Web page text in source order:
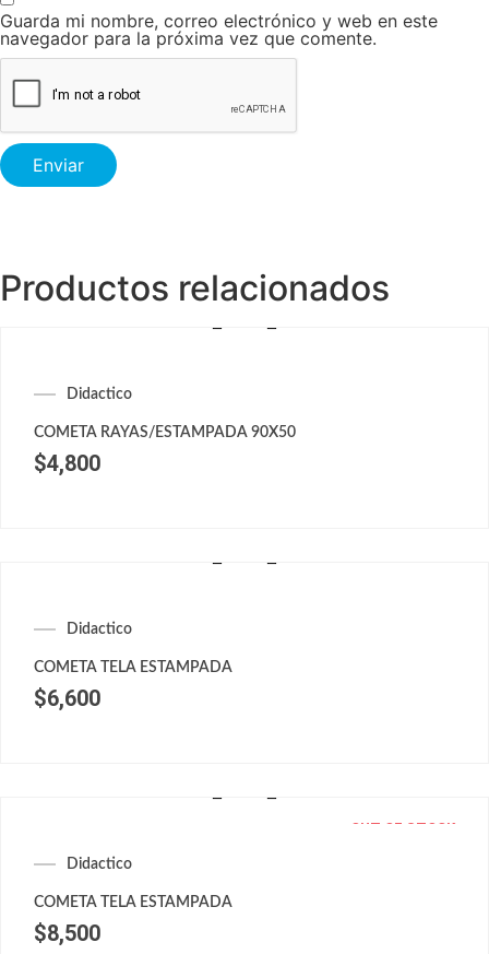
Guarda mi nombre, correo electrónico y web en este
navegador para la próxima vez que comente.
Productos relacionados
Didactico
COMETA RAYAS/ESTAMPADA 90X50
$4,800
Didactico
COMETA TELA ESTAMPADA
$6,600
OUT OF STOCK
Didactico
COMETA TELA ESTAMPADA
$8,500